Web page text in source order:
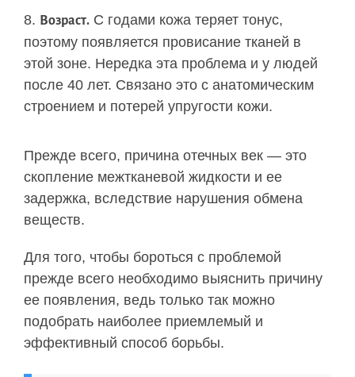
Возраст. С годами кожа теряет тонус,
поэтому появляется провисание тканей в
этой зоне. Нередка эта проблема и у людей
после 40 лет. Связано это с анатомическим
строением и потерей упругости кожи.
Прежде всего, причина отечных век — это
скопление межтканевой жидкости и ее
задержка, вследствие нарушения обмена
веществ.
Для того, чтобы бороться с проблемой
прежде всего необходимо выяснить причину
ее появления, ведь только так можно
подобрать наиболее приемлемый и
эффективный способ борьбы.